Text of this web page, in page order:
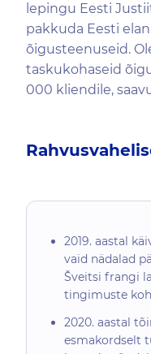
lepingu Eesti
pakkuda Eesti
õigusteenuseid.
taskukohaseid
000 kliendile,
2019. aastal
vaid nädalad
Šveitsi frangi
tingimuste
2020. aastal
esmakordselt